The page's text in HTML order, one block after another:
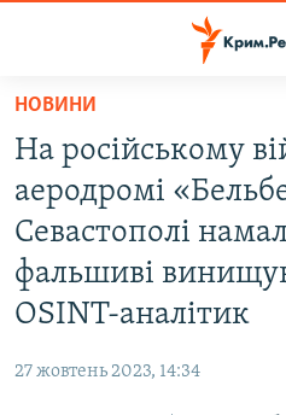
Перейти
основного
матеріалу
Перейти
до
основної
навігації
до
ВОДА.КРИМ
ВІДЕО ТА ФОТО
ПОЛІТИКА
БЛОГИ
НОВИНИ
На російському
аеродромі
Севастополі
фальшиві
OSINT-аналітик
27 жовтень 2023, 14:34